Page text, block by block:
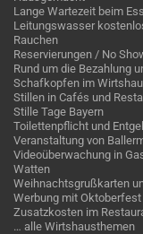
Lange Wartezeit beim
Leitungswasser
Rauchen
Reservierungen / No
Rund um die Bezahlung
Schafkopfen im
Stillen in Cafés und
Stille Tage Bayern
Toilettenpflicht und
Veranstaltung von
Videoüberwachung in
Watten
Weihnachtsgrußkarten
Werbung mit
Zusatzkosten im
… alle Wirtshausthemen